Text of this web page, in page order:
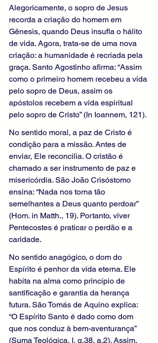
Alegoricamente, o sopro de Jesus
recorda a criação do homem em
Gênesis, quando Deus insufla o hálito
de vida. Agora, trata-se de uma nova
criação: a humanidade é recriada pela
graça. Santo Agostinho afirma: “Assim
como o primeiro homem recebeu a vida
pelo sopro de Deus, assim os
apóstolos recebem a vida espiritual
pelo sopro de Cristo” (In Ioannem, 121).
No sentido moral, a paz de Cristo é
condição para a missão. Antes de
enviar, Ele reconcilia. O cristão é
chamado a ser instrumento de paz e
misericórdia. São João Crisóstomo
ensina: “Nada nos torna tão
semelhantes a Deus quanto perdoar”
(Hom. in Matth., 19). Portanto, viver
Pentecostes é praticar o perdão e a
caridade.
No sentido anagógico, o dom do
Espírito é penhor da vida eterna. Ele
habita na alma como princípio de
santificação e garantia da herança
futura. São Tomás de Aquino explica:
“O Espírito Santo é dado como dom
que nos conduz à bem-aventurança”
(Suma Teológica, I, q.38, a.2). Assim,